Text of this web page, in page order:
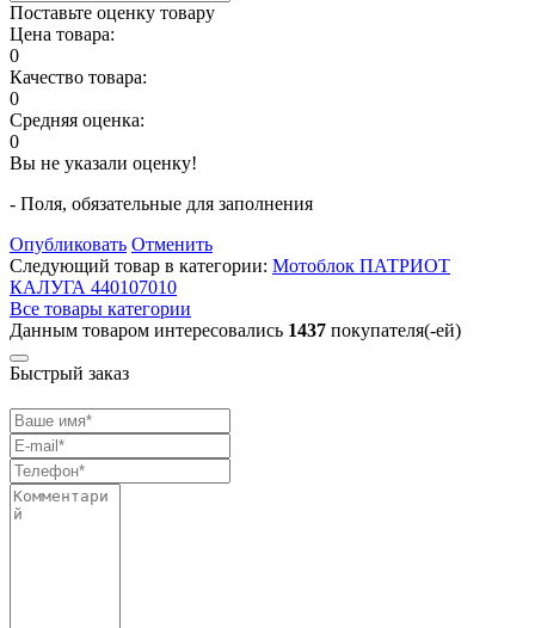
Поставьте оценку товару
Цена товара:
0
Качество товара:
0
Средняя оценка:
0
Вы не указали оценку!
- Поля, обязательные для заполнения
Опубликовать Отменить
Следующий товар в категории: Мотоблок ПАТРИОТ
КАЛУГА 440107010
Все товары категории
Данным товаром интересовались 1437 покупателя(-ей)
Быстрый заказ